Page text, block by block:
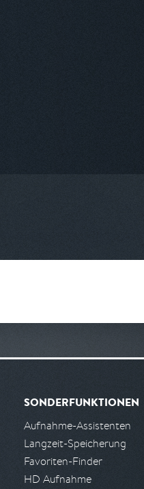
SONDERFUNKTIONEN
Aufnahme-Assistenten
Langzeit-Speicherung
Favoriten-Finder
HD Aufnahme